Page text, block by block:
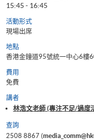
15:45 - 16:45
活動形式
現場出席
地點
香港金鐘道95號統一中心6樓
費用
免費
講者
林浩文老師 (專注不足/過度
查詢
2508 8867 (